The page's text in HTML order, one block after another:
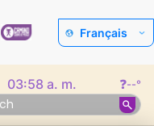
Français
03:58 a. m. ❓--°